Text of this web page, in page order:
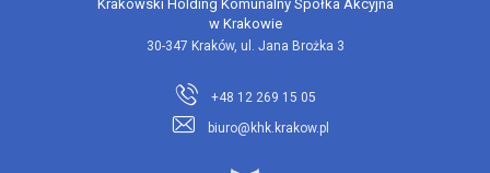
Krakowski Holding Komunalny Spółka Akcyjna
w Krakowie
30-347 Kraków, ul. Jana Brożka 3
+48 12 269 15 05
biuro@khk.krakow.pl